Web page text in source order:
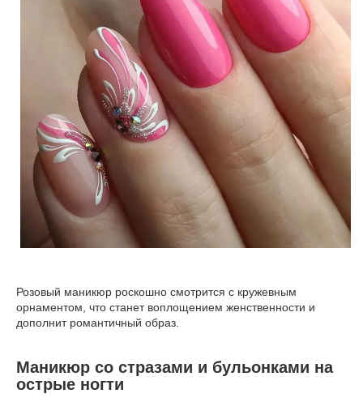
Розовый маникюр роскошно смотрится с кружевным
орнаментом, что станет воплощением женственности и
дополнит романтичный образ.
Маникюр со стразами и бульонками на
острые ногти